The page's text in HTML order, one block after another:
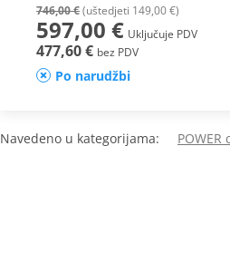
746,00 €(uštedjeti 149,00 €)
597,00 € Uključuje PDV
477,60 € bez PDV
Po narudžbi
Navedeno u kategorijama: